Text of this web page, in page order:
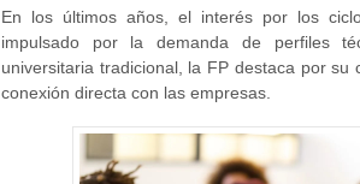
En los últimos años, el interés por los
impulsado por la demanda de perfiles
universitaria tradicional, la FP destaca por
conexión directa con las empresas.